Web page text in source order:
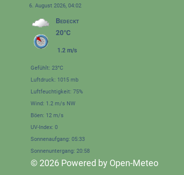
6. August 2026, 04:02
Bedeckt
20°C
1.2 m/s
Gefühlt: 23°C
Luftdruck: 1015 mb
Luftfeuchtigkeit: 75%
Wind: 1.2 m/s NW
Böen: 12 m/s
UV-Index: 0
Sonnenaufgang: 05:33
Sonnenuntergang: 20:58
© 2026 Powered by Open-Meteo